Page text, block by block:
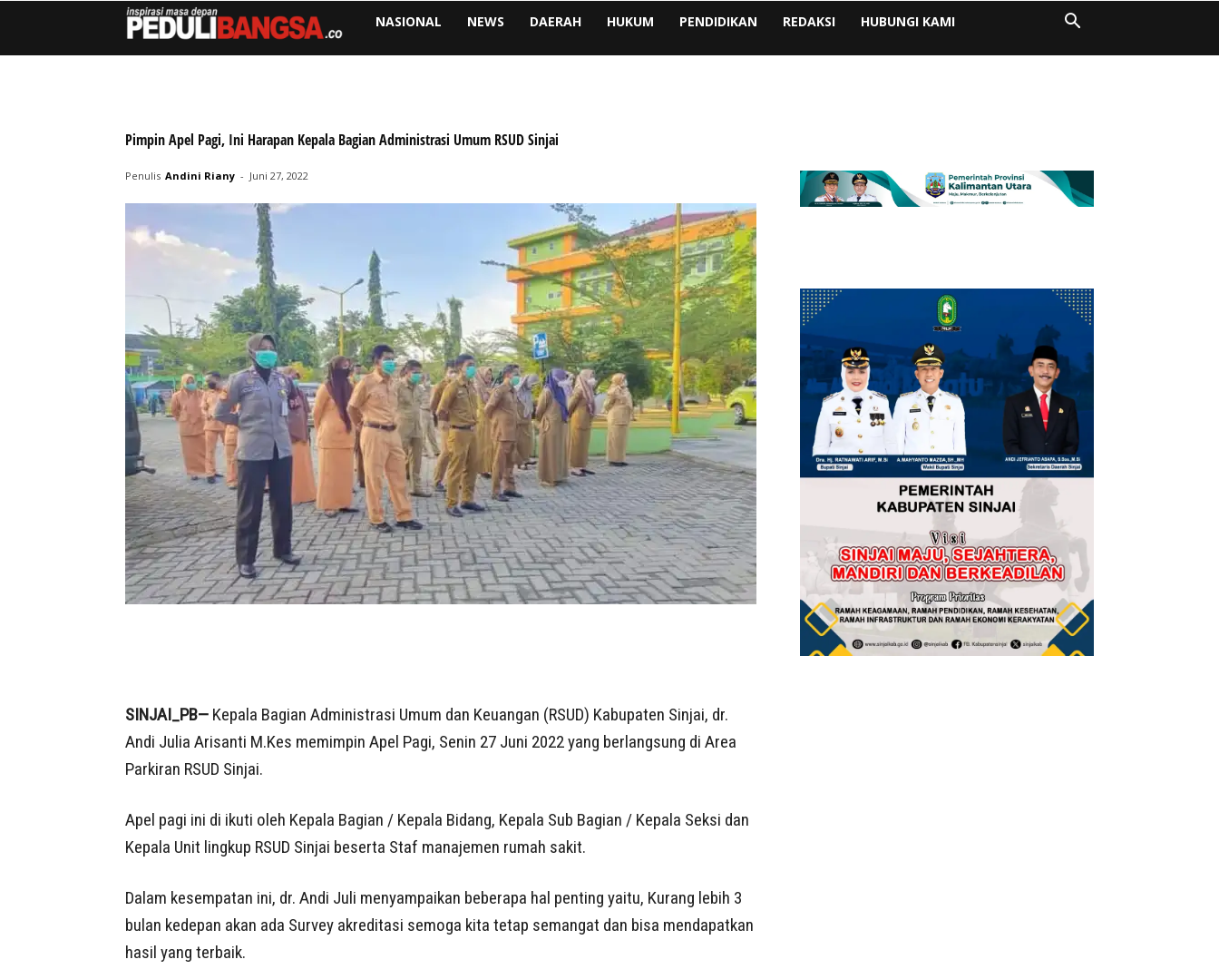
NASIONAL NEWS DAERAH HUKUM PENDIDIKAN REDAKSI HUBUNGI KAMI
Pimpin Apel Pagi, Ini Harapan Kepala Bagian Administrasi Umum RSUD Sinjai
Penulis Andini Riany - Juni 27, 2022
SINJAI_PB— Kepala Bagian Administrasi Umum dan Keuangan (RSUD) Kabupaten Sinjai, dr.
Andi Julia Arisanti M.Kes memimpin Apel Pagi, Senin 27 Juni 2022 yang berlangsung di Area
Parkiran RSUD Sinjai.
Apel pagi ini di ikuti oleh Kepala Bagian / Kepala Bidang, Kepala Sub Bagian / Kepala Seksi dan
Kepala Unit lingkup RSUD Sinjai beserta Staf manajemen rumah sakit.
Dalam kesempatan ini, dr. Andi Juli menyampaikan beberapa hal penting yaitu, Kurang lebih 3
bulan kedepan akan ada Survey akreditasi semoga kita tetap semangat dan bisa mendapatkan
hasil yang terbaik.